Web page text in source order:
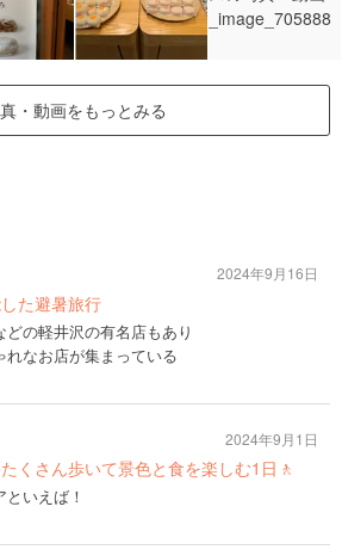
・動画をもっとみる
た避暑旅行
どの軽井沢の有名店もあり
れなお店が集まっている
2024年9月16日
くさん歩いて景色と食を楽しむ1日🚶
いえば！
2024年9月1日